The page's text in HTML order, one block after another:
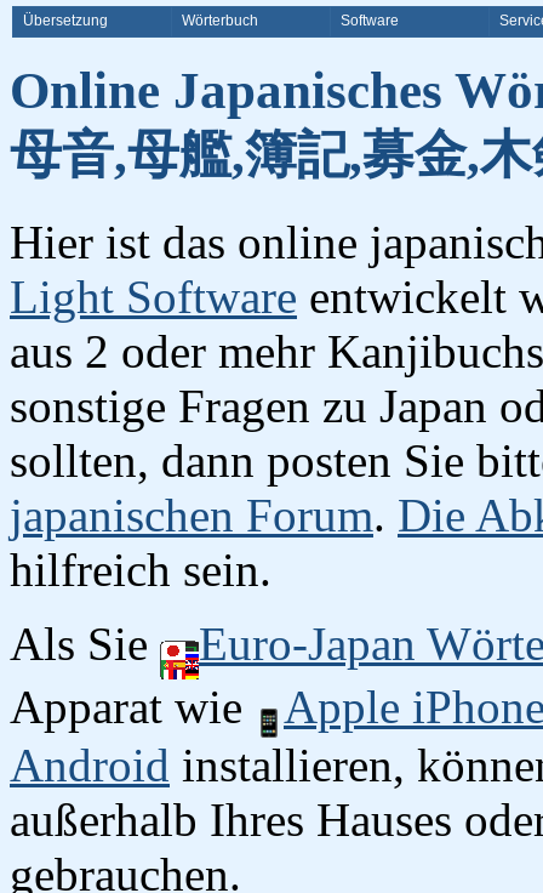
Übersetzung Wörterbuch Software
Online Japanisches
母音,母艦,簿記,募金,
Hier ist das online
Light Software entwickelt
aus 2 oder mehr
sonstige Fragen zu Japan
sollten, dann posten Sie
japanischen Forum. Die
hilfreich sein.
Als Sie
Euro-Japan
Apparat wie
Apple
Android installieren,
außerhalb Ihres Hauses
gebrauchen.